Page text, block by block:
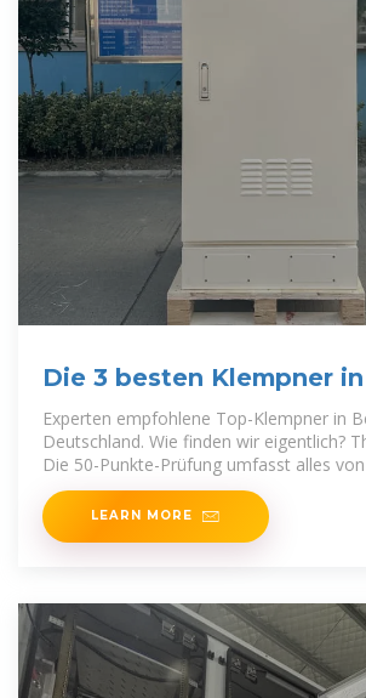
Die 3 besten Klempner
Experten empfohlene Top-Klempner in
Deutschland. Wie finden wir eigentlich?
Die 50-Punkte-Prüfung umfasst alles
von Ruf,
LEARN MORE